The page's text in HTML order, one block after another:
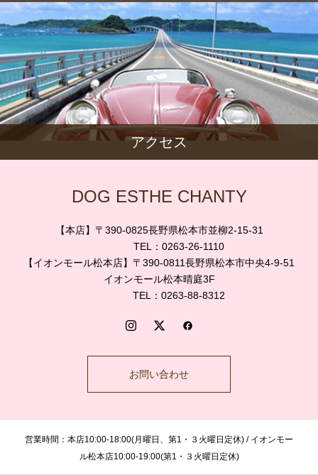
アクセス
DOG ESTHE CHANTY
【本店】〒390-0825長野県松本市並柳2-15-31
TEL：0263-26-1110
【イオンモール松本店】〒390-0811長野県松本市中央4-9-51
イオンモール松本晴庭3F
TEL：0263-88-8312
お問い合わせ
営業時間：本店10:00-18:00(月曜日、第1・３火曜日定休) / イオンモー
ル松本店10:00-19:00(第1・３火曜日定休)